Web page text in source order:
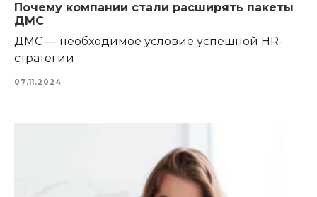
Почему компании стали расширять пакеты
ДМС
ДМС — необходимое условие успешной HR-
стратегии
07.11.2024